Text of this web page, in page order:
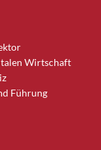
Wirtschaft
Führung